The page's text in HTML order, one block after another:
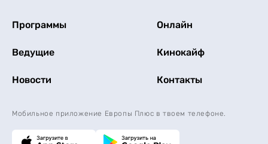
Программы Онлайн
Ведущие Кинокайф
Новости Контакты
Мобильное приложение Европы Плюс в твоем телефоне.